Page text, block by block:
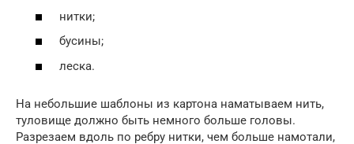
нитки;
бусины;
леска.
На небольшие шаблоны из картона наматываем нить,
туловище должно быть немного больше головы.
Разрезаем вдоль по ребру нитки, чем больше намотали,